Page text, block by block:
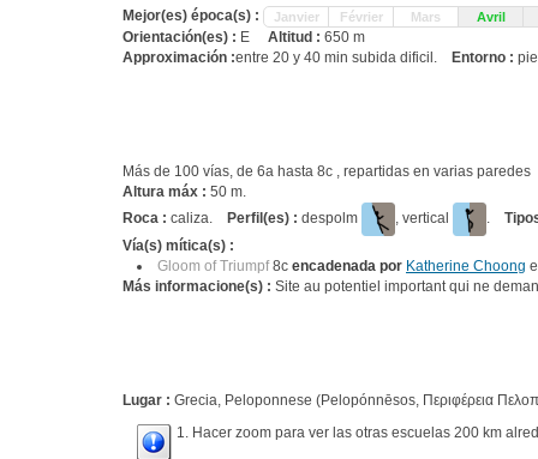
Mejor(es) época(s) : Janvier Février Mars Avril
Orientación(es) : E Altitud : 650 m
Approximación :entre 20 y 40 min subida dificil. Entorno :
Más de 100 vías, de 6a hasta 8c , repartidas en varias
Altura máx : 50 m.
Roca : caliza. Perfil(es) : despolm , vertical .
Vía(s) mítica(s) :
Gloom of Triumpf8c encadenada por Katherine Choong
Más informacione(s) : Site au potentiel important qui ne
Lugar : Grecia, Peloponnese (Pelopónnēsos, Περιφέρεια
1. Hacer zoom para ver las otras escuelas 200 km